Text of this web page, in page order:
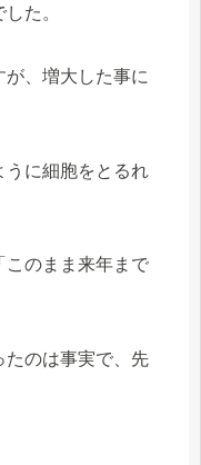
た。
、増大した事に
うに細胞をとるれ
このまま来年まで
たのは事実で、先